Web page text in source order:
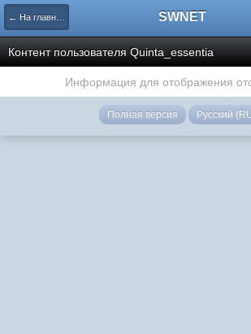
← На главную страницу SWNET
Контент пользователя Quinta_essentia
Информация для отображения
Полная версия Русский